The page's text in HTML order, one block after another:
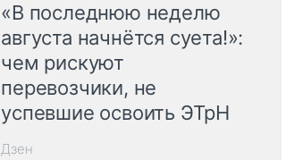
«В последнюю неделю
августа начнётся суета!»:
чем рискуют
перевозчики, не
успевшие освоить ЭТрН
Дзен